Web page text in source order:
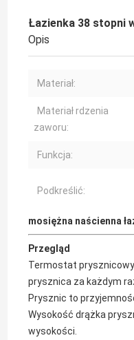
Łazienka 38 stopni
Opis
Materiał:
Materiał rdzenia
zaworu:
Funkcja:
Podkreślić:
mosiężna naścienna
Przegląd
Termostat
prysznica za każdym
Prysznic to
Wysokość drążka
wysokości.